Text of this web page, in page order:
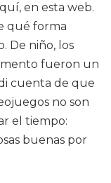
en esta web.
qué forma
De niño, los
fueron un
cuenta de que
no son
el tiempo:
buenas por